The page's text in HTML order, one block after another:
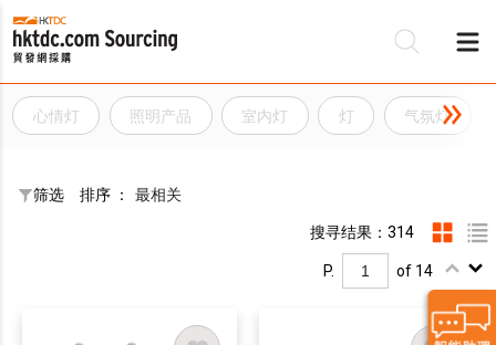
心情灯 照明产品 室内灯 灯 气氛灯
筛选 排序 ： 最相关
搜寻结果：314
P. of 14